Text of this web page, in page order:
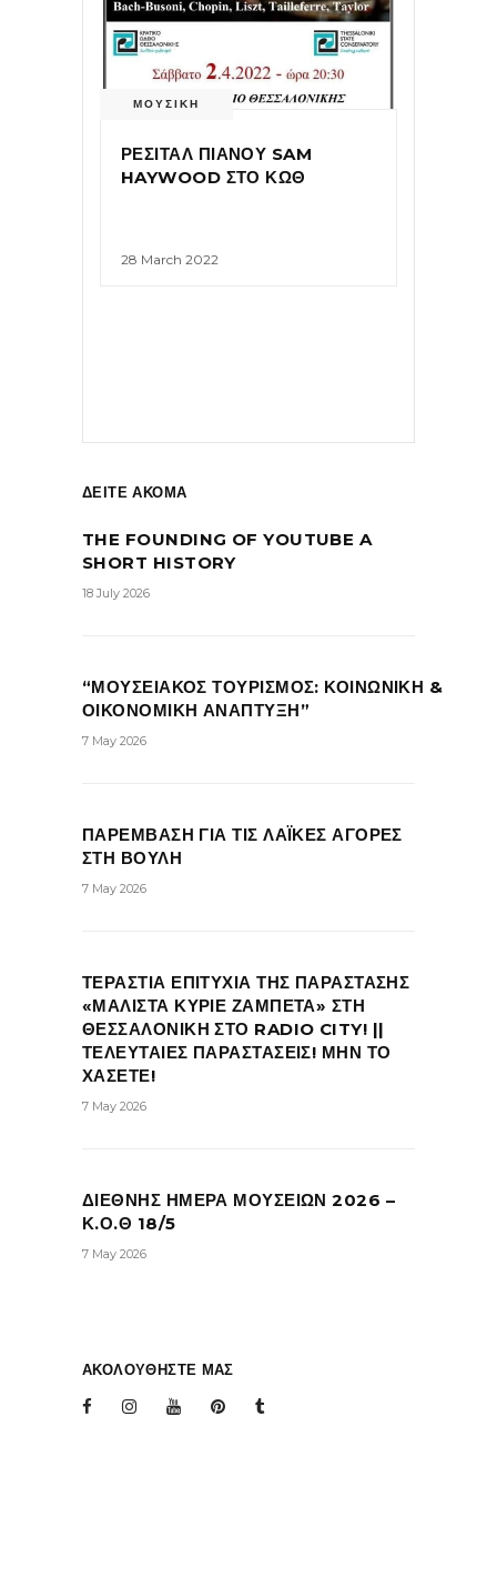
ΜΟΥΣΙΚΗ
ΡΕΣΙΤΑΛ ΠΙΑΝΟΥ SAM
HAYWOOD ΣΤΟ ΚΩΘ
28 March 2022
ΔΕΙΤΕ ΑΚΟΜΑ
THE FOUNDING OF YOUTUBE A
SHORT HISTORY
18 July 2026
“ΜΟΥΣΕΙΑΚΟΣ ΤΟΥΡΙΣΜΟΣ: ΚΟΙΝΩΝΙΚΗ &
ΟΙΚΟΝΟΜΙΚΗ ΑΝΑΠΤΥΞΗ”
7 May 2026
ΠΑΡΕΜΒΑΣΗ ΓΙΑ ΤΙΣ ΛΑΪΚΕΣ ΑΓΟΡΕΣ
ΣΤΗ ΒΟΥΛΗ
7 May 2026
ΤΕΡΑΣΤΙΑ ΕΠΙΤΥΧΙΑ ΤΗΣ ΠΑΡΑΣΤΑΣΗΣ
«ΜΑΛΙΣΤΑ ΚΥΡΙΕ ΖΑΜΠΕΤΑ» ΣΤΗ
ΘΕΣΣΑΛΟΝΙΚΗ ΣΤΟ RADIO CITY! ||
ΤΕΛΕΥΤΑΙΕΣ ΠΑΡΑΣΤΑΣΕΙΣ! ΜΗΝ ΤΟ
ΧΑΣΕΤΕ!
7 May 2026
ΔΙΕΘΝΗΣ ΗΜΕΡΑ ΜΟΥΣΕΙΩΝ 2026 –
Κ.Ο.Θ 18/5
7 May 2026
ΑΚΟΛΟΥΘΗΣΤΕ ΜΑΣ